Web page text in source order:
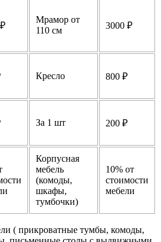
Мрамор от
110 см
3000 ₽
Кресло 800 ₽
За 1 шт 200 ₽
Корпусная
мебель
(комоды,
шкафы,
тумбочки)
10% от
стоимости
мебели
( прикроватные тумбы, комоды,